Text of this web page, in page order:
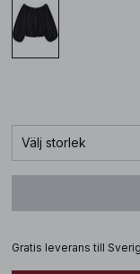
Välj storlek
Gratis leverans till